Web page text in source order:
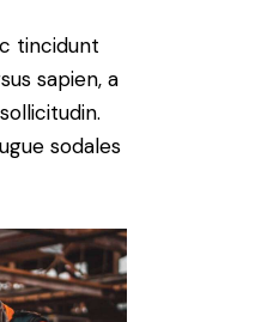
tincidunt
sapien, a
sodales